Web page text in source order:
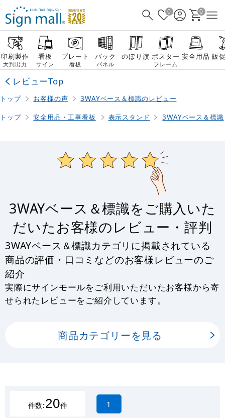
0 0
印刷製作
大判出力
看板
サイン
プレート
看板
バック
パネル
のぼり旗 ポスター
フレーム
安全用品 販
レビューTop
トップ お客様の声 3WAYベース＆標識のレビュー
トップ 安全用品・工事看板 表示スタンド 3WAYベース＆標識
3WAYベース＆標識をご購入いた
だいたお客様のレビュー・評判
3WAYベース＆標識カテゴリに掲載されている
商品の評価・口コミなどのお客様レビューのご
紹介
実際にサインモールをご利用いただいたお客様から寄
せられたレビューをご紹介しています。
商品カテゴリーを見る
件数:20件 1